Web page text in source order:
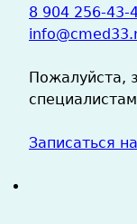
8 904 256-43-
Пожалуйста,
Записаться